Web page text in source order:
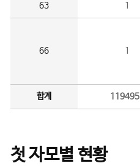
63 1
66 1
합계
첫 자모별 현황